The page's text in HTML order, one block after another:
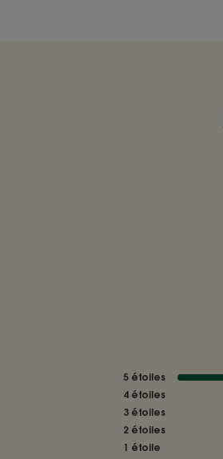
5 étoiles
4 étoiles
3 étoiles
2 étoiles
1 étoile